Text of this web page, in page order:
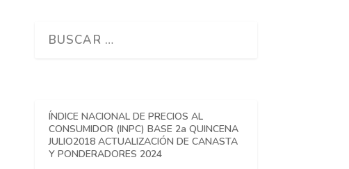
ÍNDICE NACIONAL DE PRECIOS AL
CONSUMIDOR (INPC) BASE 2a QUINCENA
JULIO2018 ACTUALIZACIÓN DE CANASTA
Y PONDERADORES 2024